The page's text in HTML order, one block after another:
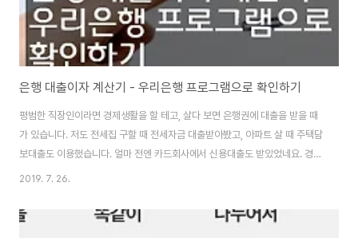
은행 대출이자 계산기 - 우리은행 프로그램으로 확인하기
평범한 직장인이라면 경제생활을 할 테고, 살다 보면 은행권에 대출을 받을 때
가 있습니다. 저도 전세집 구할 때 전세자금 대출받아봤고, 아파트 살 때 주택담
보대출도 이용했습니다. 얼마 전엔 카드회사에서 신용대출도 받았었네요. 경험
있는 분들은 상환 기간, 이자 부담, 상환 방식을 선택하는 데 어려움이 없지만,
기에 앞서, 은행 대출이자 계산기를 먼저 알고 간다면 도움이 되실 겁니다. 얼마
2019. 7. 26.